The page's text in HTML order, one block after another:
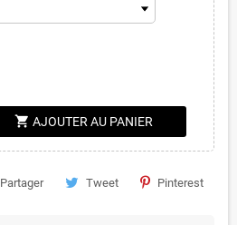
shopping_cart AJOUTER AU PANIER
Partager Tweet Pinterest